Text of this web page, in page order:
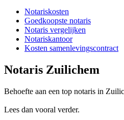
Notariskosten
Goedkoopste notaris
Notaris vergelijken
Notariskantoor
Kosten samenlevingscontract
Notaris Zuilichem
Behoefte aan een top notaris in
Lees dan vooral verder.